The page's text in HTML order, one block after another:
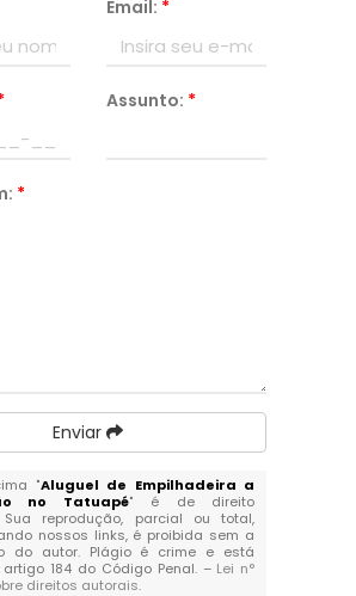
Email: *
Assunto: *
*
Enviar
"Aluguel de Empilhadeira a
no Tatuapé" é de direito
Sua reprodução, parcial ou total,
nossos links, é proibida sem a
do autor. Plágio é crime e está
184 do Código Penal. – Lei n°
direitos autorais.